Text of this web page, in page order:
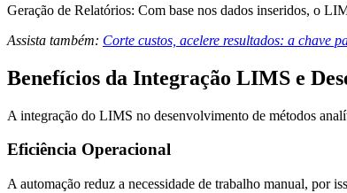
Geração de Relatórios: Com base nos dados inseridos, o
Assista também: Corte custos, acelere resultados: a chave
Benefícios da Integração LIMS e
A integração do LIMS no desenvolvimento de métodos
Eficiência Operacional
A automação reduz a necessidade de trabalho manual, por